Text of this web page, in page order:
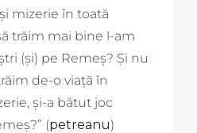
mizerie în toată
trăim mai bine l-am
(şi) pe Remeş? Şi nu
de-o viaţă în
şi-a bătut joc
(petreanu)